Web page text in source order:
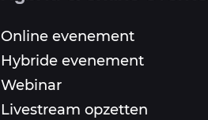
Online evenement
Hybride evenement
Webinar
Livestream opzetten